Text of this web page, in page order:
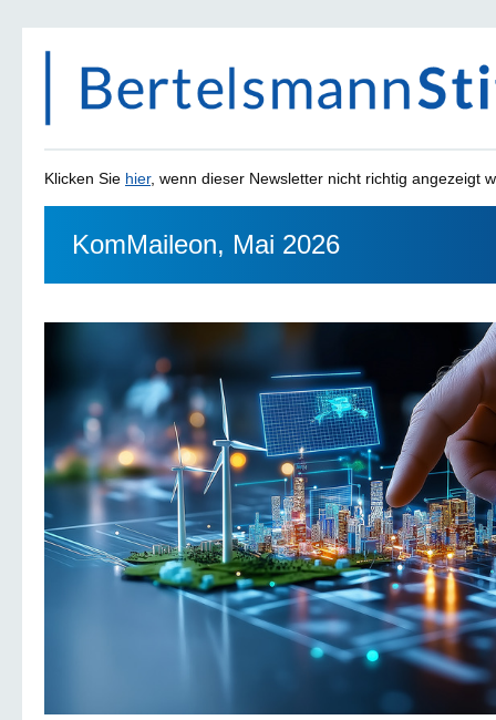
Klicken Sie hier, wenn dieser Newsletter nicht richtig angezeigt
KomMaileon, Mai 2026